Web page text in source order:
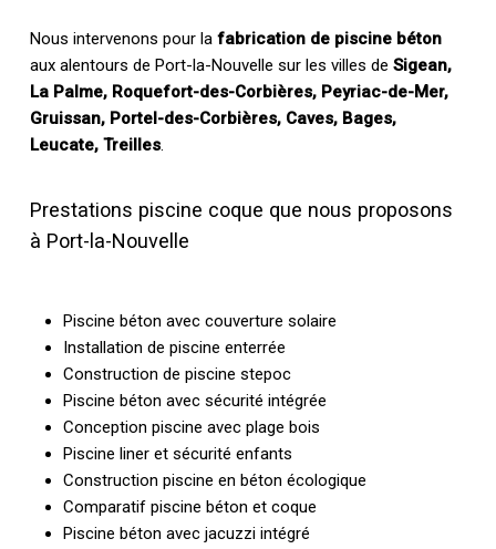
Nous intervenons pour la fabrication de piscine béton
aux alentours de Port-la-Nouvelle sur les villes de Sigean,
La Palme, Roquefort-des-Corbières, Peyriac-de-Mer,
Gruissan, Portel-des-Corbières, Caves, Bages,
Leucate, Treilles.
Prestations piscine coque que nous proposons
à Port-la-Nouvelle
Piscine béton avec couverture solaire
Installation de piscine enterrée
Construction de piscine stepoc
Piscine béton avec sécurité intégrée
Conception piscine avec plage bois
Piscine liner et sécurité enfants
Construction piscine en béton écologique
Comparatif piscine béton et coque
Piscine béton avec jacuzzi intégré